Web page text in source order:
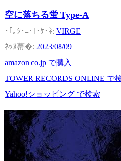
空に落ちる蛍 Type-A
VIRGE
2023/08/09
amazon.co.jp で購入
TOWER RECORDS ONLINE で
Yahoo!ショッピング で検索